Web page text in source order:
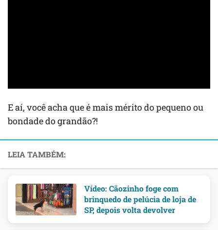
E aí, você acha que é mais mérito do pequeno ou
bondade do grandão?!
Vídeo: Cãozinho foge com
brinquedo de pelúcia de loja de
SP, depois volta devolver